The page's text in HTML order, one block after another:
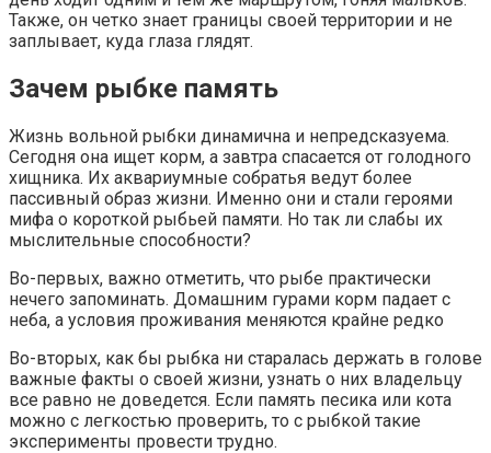
Также, он четко знает границы своей территории и не
заплывает, куда глаза глядят.
Зачем рыбке память
Жизнь вольной рыбки динамична и непредсказуема.
Сегодня она ищет корм, а завтра спасается от голодного
хищника. Их аквариумные собратья ведут более
пассивный образ жизни. Именно они и стали героями
мифа о короткой рыбьей памяти. Но так ли слабы их
мыслительные способности?
Во-первых, важно отметить, что рыбе практически
нечего запоминать. Домашним гурами корм падает с
неба, а условия проживания меняются крайне редко
Во-вторых, как бы рыбка ни старалась держать в голове
важные факты о своей жизни, узнать о них владельцу
все равно не доведется. Если память песика или кота
можно с легкостью проверить, то с рыбкой такие
эксперименты провести трудно.